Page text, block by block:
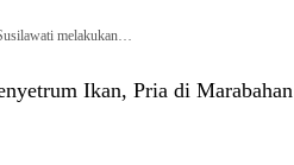
melakukan…
Ikan, Pria di Marabahan